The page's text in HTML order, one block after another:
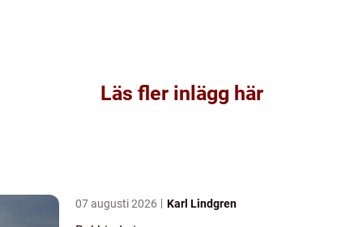
Läs fler inlägg här
07 augusti 2026 Karl Lindgren